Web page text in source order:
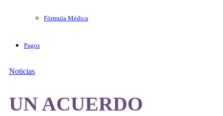
Fórmula Médica
Pagos
Noticias
UN ACUERDO